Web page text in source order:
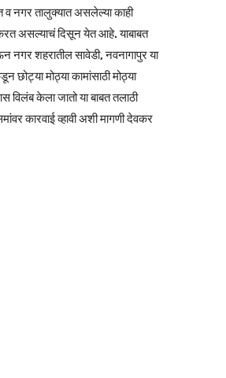
नगर तालुक्यात असलेल्या काही
करत असल्याचं दिसून येत आहे. याबाबत
नगर शहरातील सावेडी, नवनागापुर या
छोट्या मोठ्या कामांसाठी मोठ्या
केला जातो या बाबत तलाठी
कारवाई व्हावी अशी मागणी देवकर